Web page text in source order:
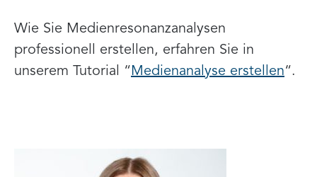
Wie Sie Medienresonanzanalysen
professionell erstellen, erfahren Sie in
unserem Tutorial “ Medienanalyse erstellen“.